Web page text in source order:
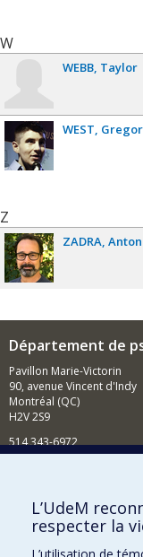
W
WEBB Taylor
WEST
Z
ZADRA
Département de
Pavillon Marie-Victorin
90, avenue Vincent d'Indy
Montréal (QC)
H2V 2S9
514 343-6972
Comment soutenir le
BESOIN D'AIDE?
L’UdeM
respecter la
L’utilisation de